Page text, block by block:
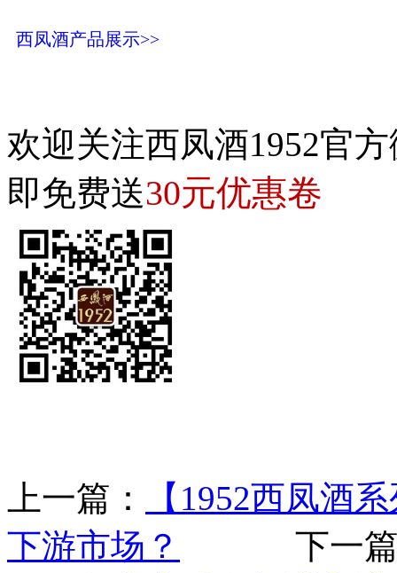
西凤酒产品展示>>
欢迎关注西凤酒1952官
即免费送30元优惠卷
上一篇：
【1952西凤酒
下游市场？
下一篇